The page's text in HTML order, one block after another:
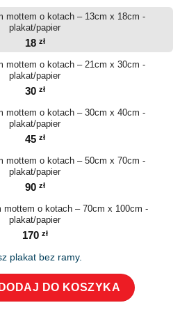
mottem o kotach – 13cm x 18cm -
plakat/papier
18 zł
mottem o kotach – 21cm x 30cm -
plakat/papier
30 zł
mottem o kotach – 30cm x 40cm -
plakat/papier
45 zł
mottem o kotach – 50cm x 70cm -
plakat/papier
90 zł
mottem o kotach – 70cm x 100cm -
plakat/papier
170 zł
plakat bez ramy.
mottem o kotach
DODAJ DO KOSZYKA